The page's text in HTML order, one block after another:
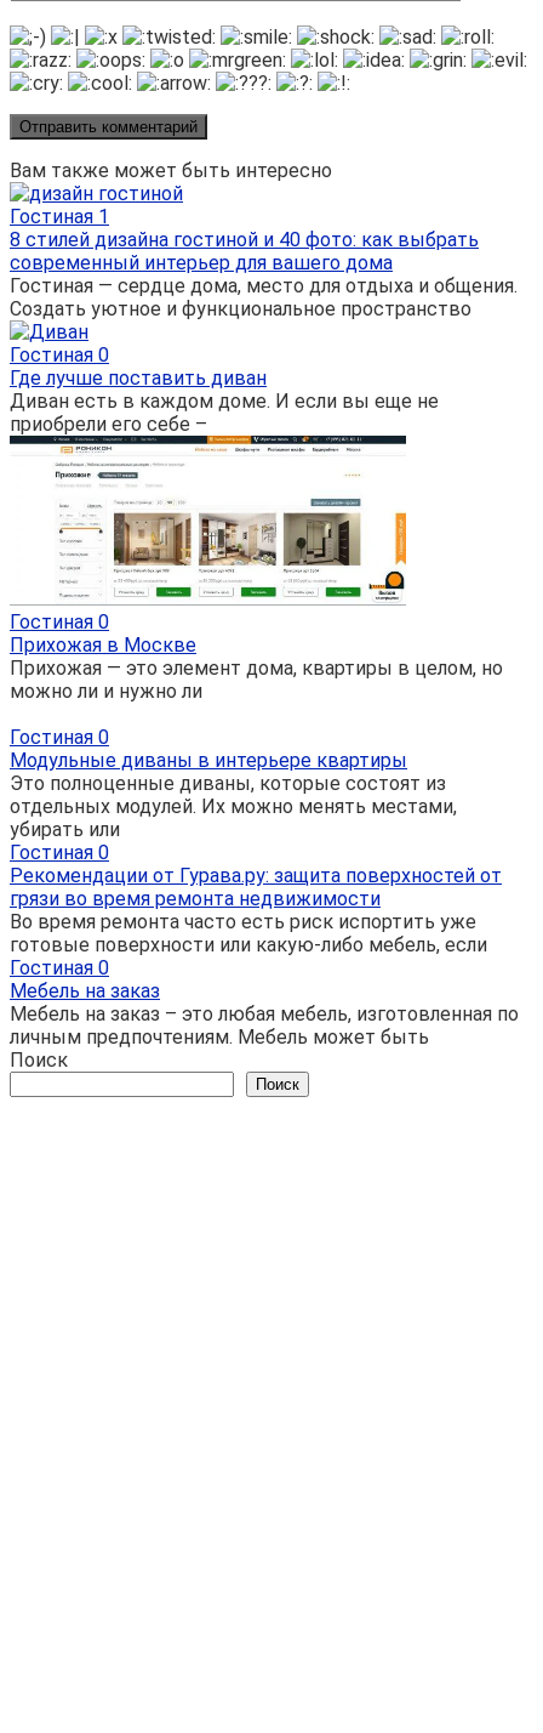
Вам также может быть интересно
Гостиная 1
8 стилей дизайна гостиной и 40 фото: как выбрать
современный интерьер для вашего дома
Гостиная — сердце дома, место для отдыха и общения.
Создать уютное и функциональное пространство
Гостиная 0
Где лучше поставить диван
Диван есть в каждом доме. И если вы еще не
приобрели его себе –
Гостиная 0
Прихожая в Москве
Прихожая — это элемент дома, квартиры в целом, но
можно ли и нужно ли
Гостиная 0
Модульные диваны в интерьере квартиры
Это полноценные диваны, которые состоят из
отдельных модулей. Их можно менять местами,
убирать или
Гостиная 0
Рекомендации от Гурава.ру: защита поверхностей от
грязи во время ремонта недвижимости
Во время ремонта часто есть риск испортить уже
готовые поверхности или какую-либо мебель, если
Гостиная 0
Мебель на заказ
Мебель на заказ – это любая мебель, изготовленная по
личным предпочтениям. Мебель может быть
Поиск
Поиск